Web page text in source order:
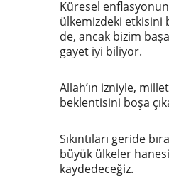
Küresel enflasyonun
ülkemizdeki etkisini
de, ancak bizim
gayet iyi biliyor.
Allah’ın izniyle,
beklentisini boşa
Sıkıntıları geride
büyük ülkeler
kaydedeceğiz.